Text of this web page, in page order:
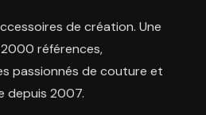
de création. Une
références,
passionnés de couture et
depuis 2007.